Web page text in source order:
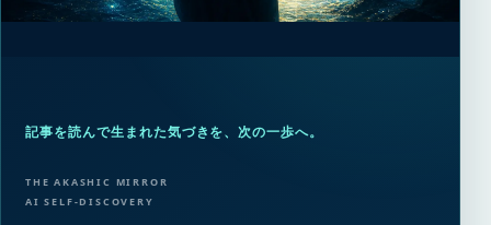
記事を読んで生まれた気づきを、次の一歩へ。
THE AKASHIC MIRROR
AI SELF-DISCOVERY